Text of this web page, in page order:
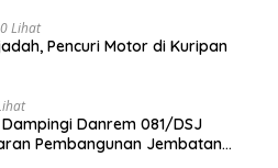
Lihat
Pencuri Motor di Kuripan
Danrem 081/DSJ
Pembangunan Jembatan